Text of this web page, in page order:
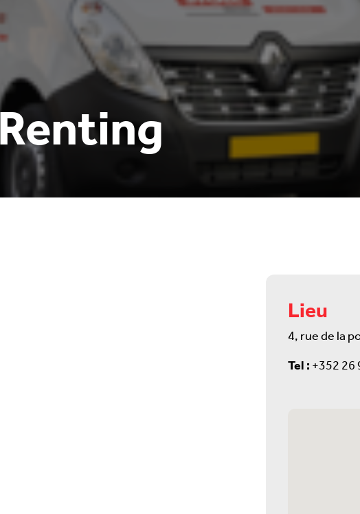
Lieu
4, rue de la
Tel :+352 26